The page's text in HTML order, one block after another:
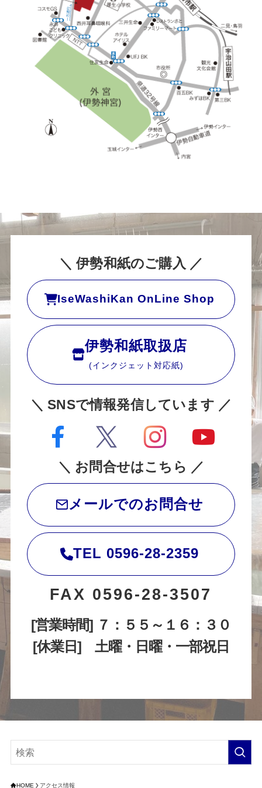
＼ 伊勢和紙のご購入 ／
IseWashiKan OnLine Shop
伊勢和紙取扱店
(インクジェット対応紙)
＼ SNSで情報発信しています ／
＼ お問合せはこちら ／
メールでのお問合せ
TEL 0596-28-2359
FAX 0596-28-3507
[営業時間] ７：５５～１６：３０
[休業日]
土曜・日曜・一部祝日
HOME アクセス情報